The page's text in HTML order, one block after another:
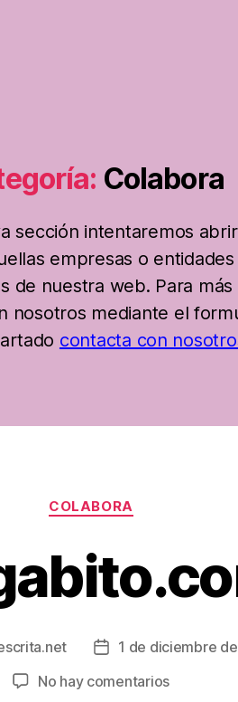
Colabora
sección intentaremos
empresas o
de nuestra web. Para
nosotros mediante el
contacta con
Categorías
COLABORA
Fecha
la
1 de diciembre
No hay comentariosen